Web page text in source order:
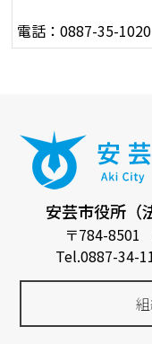
電話：0887-35-
安芸市役所（
〒784-8501
Tel.0887-34-